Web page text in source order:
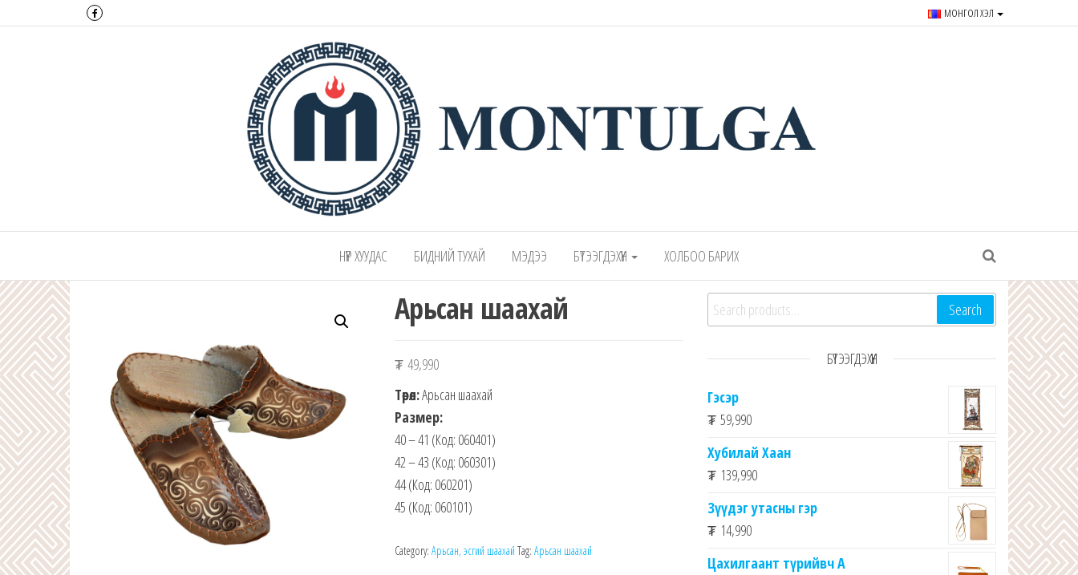
МОНГОЛ ХЭЛ
Монтулга ХХК – Montulga LLC
Mongolian leading manufacturer of leather souvenirs and goods since
НҮҮР ХУУДАС БИДНИЙ ТУХАЙ МЭДЭЭ БҮТЭЭГДЭХҮҮН ХОЛБОО БАРИХ
Арьсан шаахай
₮ 49,990
Төрөл:Арьсан шаахай
Размер:
40 – 41 (Код: 060401)
42 – 43 (Код: 060301)
44 (Код: 060201)
45 (Код: 060101)
Category: Арьсан, эсгий шаахай Tag: Арьсан шаахай
Search for: Search
БҮТЭЭГДЭХҮҮН
Гэсэр
₮ 59,990
Хубилай Хаан
₮ 139,990
Зүүдэг утасны гэр
₮ 14,990
Цахилгаант түрийвч А